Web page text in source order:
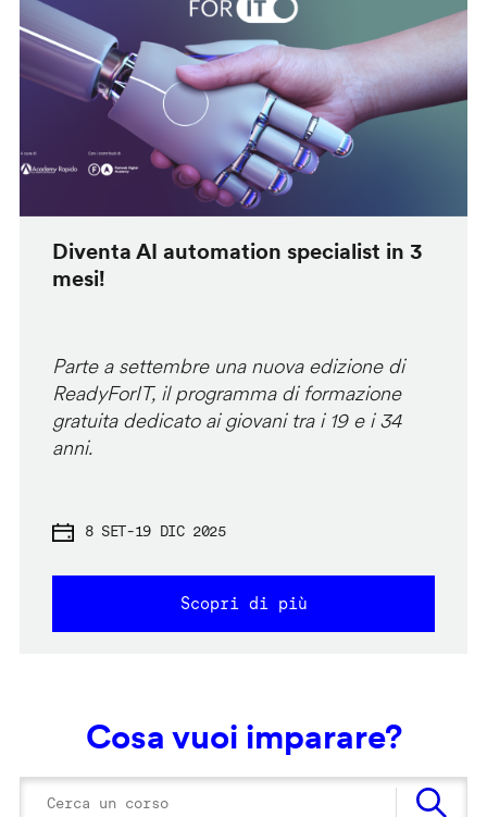
Diventa AI automation specialist in 3
mesi!
Parte a settembre una nuova edizione di
ReadyForIT, il programma di formazione
gratuita dedicato ai giovani tra i 19 e i 34
anni.
8 SET-19 DIC 2025
Scopri di più
Cosa vuoi imparare?